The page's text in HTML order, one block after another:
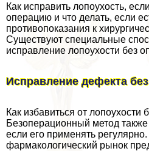
Как исправить лопоухость,
операцию и что делать, если
противопоказания к
Существуют специальные
исправление лопоухости без
Исправление дефекта
Как избавиться от лопоухости
Безоперационный метод
если его применять
фармакологический рынок